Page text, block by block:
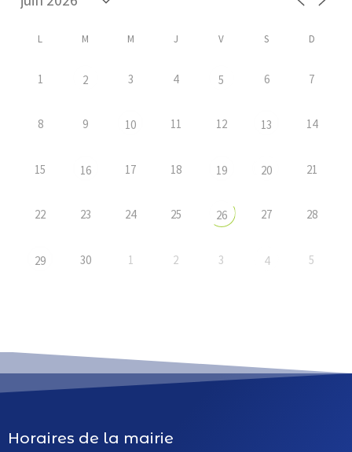
L M M J V S D
1 2 3 4 5 6 7
8 9 10 11 12 13 14
15 16 17 18 19 20 21
22 23 24 25 26 27 28
29 30 1 2 3 4 5
Horaires de la mairie